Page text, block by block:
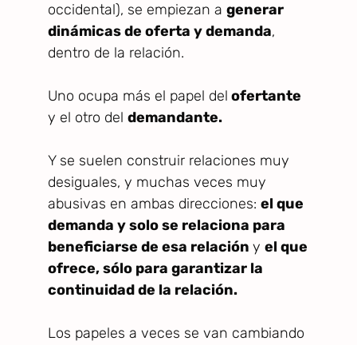
occidental), se empiezan a generar
dinámicas de oferta y demanda,
dentro de la relación.
Uno ocupa más el papel del ofertante
y el otro del demandante.
Y se suelen construir relaciones muy
desiguales, y muchas veces muy
abusivas en ambas direcciones: el que
demanda y solo se relaciona para
beneficiarse de esa relación y el que
ofrece, sólo para garantizar la
continuidad de la relación.
Los papeles a veces se van cambiando